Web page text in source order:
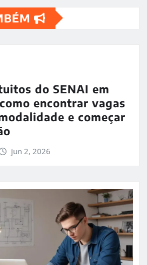
do SENAI em
encontrar vagas
e começar
jun 2, 2026